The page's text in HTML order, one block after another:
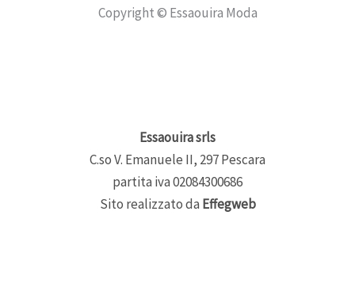
Copyright © Essaouira Moda
Essaouira srls
C.so V. Emanuele II, 297 Pescara
partita iva 02084300686
Sito realizzato da Effegweb